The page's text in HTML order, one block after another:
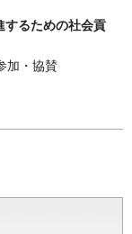
するための社会貢
加・協賛